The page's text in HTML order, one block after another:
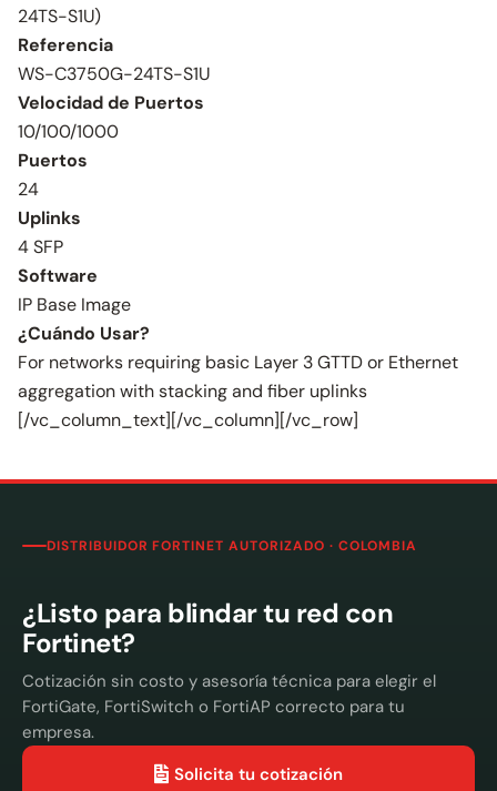
24TS-S1U)
Referencia
WS-C3750G-24TS-S1U
Velocidad de Puertos
10/100/1000
Puertos
24
Uplinks
4 SFP
Software
IP Base Image
¿Cuándo Usar?
For networks requiring basic Layer 3 GTTD or Ethernet
aggregation with stacking and fiber uplinks
[/vc_column_text][/vc_column][/vc_row]
DISTRIBUIDOR FORTINET AUTORIZADO · COLOMBIA
¿Listo para blindar tu red con
Fortinet?
Cotización sin costo y asesoría técnica para elegir el
FortiGate, FortiSwitch o FortiAP correcto para tu
empresa.
Solicita tu cotización